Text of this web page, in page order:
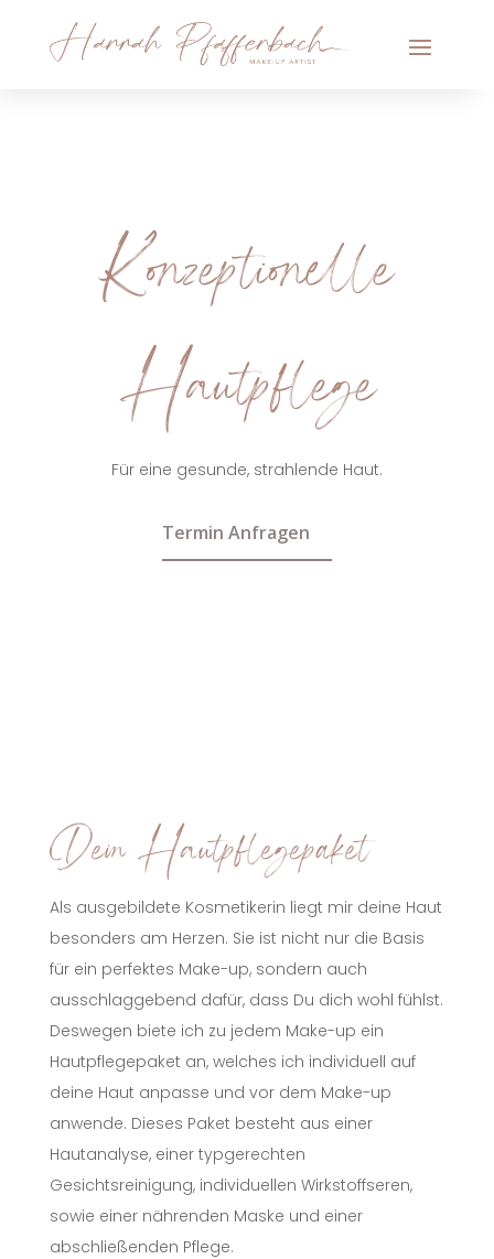
Konzeptionelle
Hautpflege
Für eine gesunde, strahlende Haut.
Termin Anfragen
Dein Hautpflegepaket
Als ausgebildete Kosmetikerin liegt mir deine Haut
besonders am Herzen. Sie ist nicht nur die Basis
für ein perfektes Make-up, sondern auch
ausschlaggebend dafür, dass Du dich wohl fühlst.
Deswegen biete ich zu jedem Make-up ein
Hautpflegepaket an, welches ich individuell auf
deine Haut anpasse und vor dem Make-up
anwende. Dieses Paket besteht aus einer
Hautanalyse, einer typgerechten
Gesichtsreinigung, individuellen Wirkstoffseren,
sowie einer nährenden Maske und einer
abschließenden Pflege.